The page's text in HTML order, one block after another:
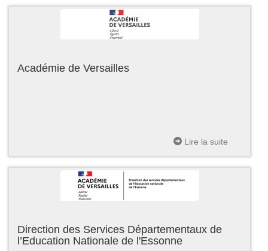
Académie de Versailles
Lire la suite
Direction des Services Départementaux de
l’Education Nationale de l'Essonne